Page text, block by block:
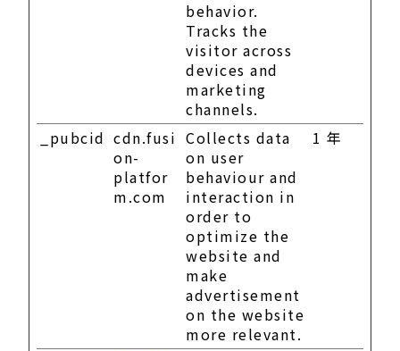
behavior.
Tracks the
visitor across
devices and
marketing
channels.
_pubcid cdn.fusi
on-
platfor
m.com
Collects data
on user
behaviour and
interaction in
order to
optimize the
website and
make
advertisement
on the website
more relevant.
1 年